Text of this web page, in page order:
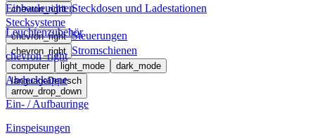
chevron_right Steckdosen und Ladestationen
Stecksysteme
chevron_right Steuerungen
chevron_right Stromschienen
computer light_mode
dark_mode
languageDeutsch
arrow_drop_down
Einbauleuchten
Leuchtenzubehör
chevron_right
Abdeckkappe
Ein- / Aufbauringe
Einspeisungen